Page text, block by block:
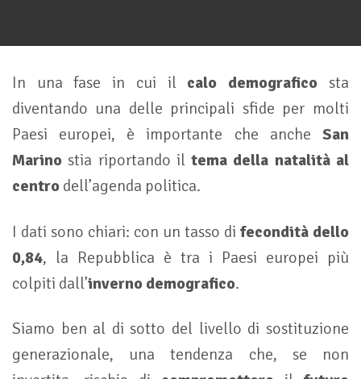
In una fase in cui il calo demografico sta
diventando una delle principali sfide per molti
Paesi europei, è importante che anche San
Marino stia riportando iltema della natalità al
centro dell’agenda politica.
I dati sono chiari: con un tasso di fecondità dello
0,84, la Repubblica è tra i Paesi europei più
colpiti dall’inverno demografico.
Siamo ben al di sotto del livello di sostituzione
generazionale, una tendenza che, se non